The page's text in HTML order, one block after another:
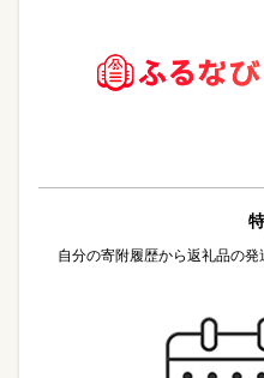
自分の寄附履歴から返礼品の発